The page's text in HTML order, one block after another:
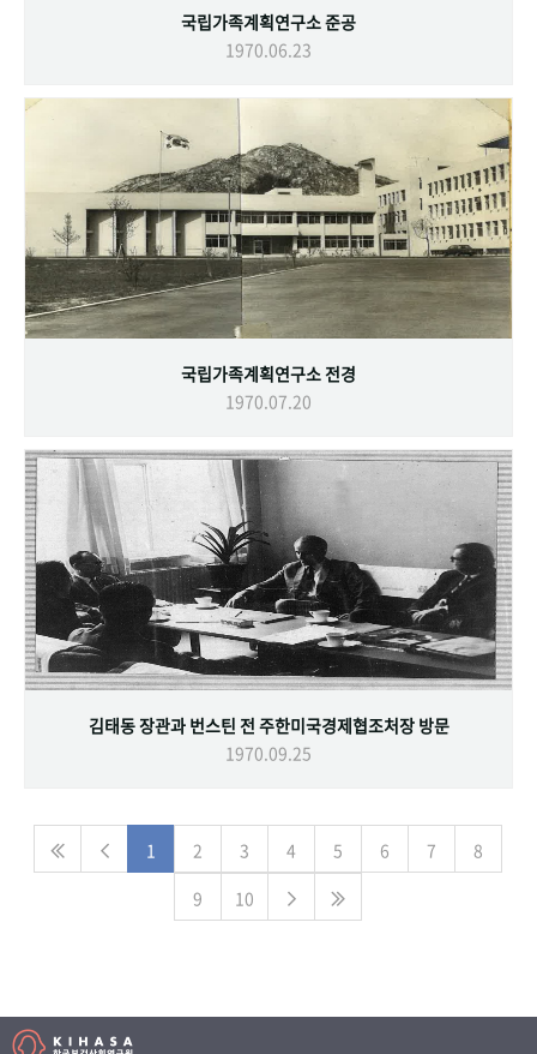
국립가족계획연구소 준공
1970.06.23
국립가족계획연구소 전경
1970.07.20
김태동 장관과 번스틴 전 주한미국경제협조처장 방문
1970.09.25
1 2 3 4 5 6 7
8
9
10